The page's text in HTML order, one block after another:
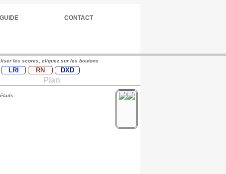
GUIDE CONTACT
les scores, cliquez sur les boutons
LRI RN DXD
Plan